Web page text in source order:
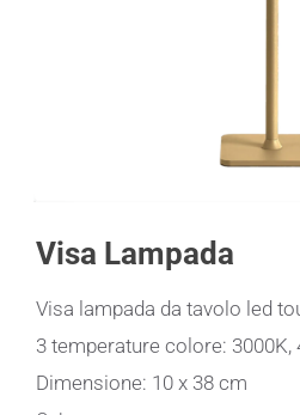
Visa Lampada
Visa lampada da tavolo led
3 temperature colore: 3000K,
Dimensione: 10 x 38 cm